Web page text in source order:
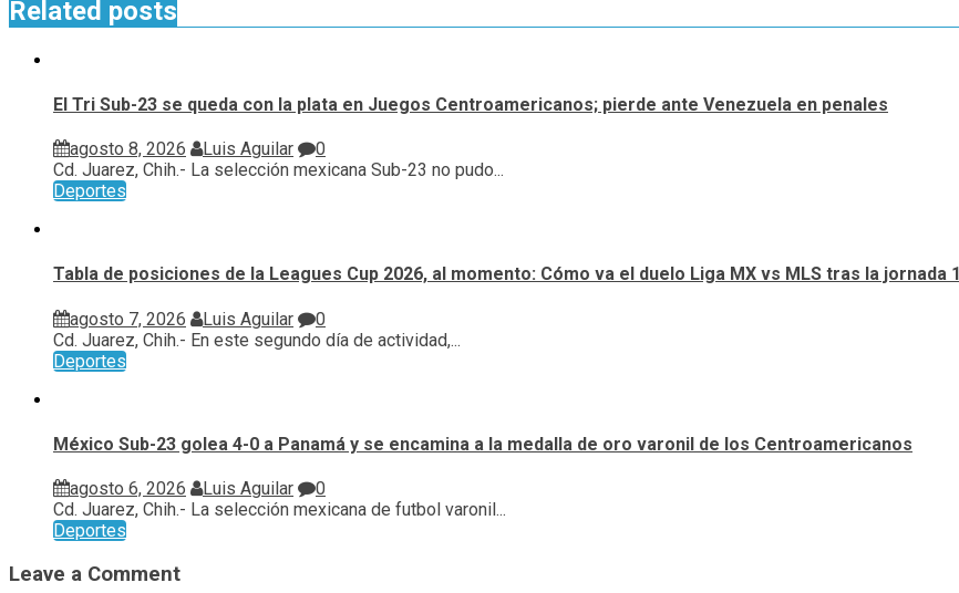
Related posts
El Tri Sub-23 se queda con la plata en Juegos Centroamericanos; pierde ante Venezuela en penales
agosto 8, 2026 Luis Aguilar
0
Cd. Juarez, Chih.- La selección mexicana Sub-23 no pudo...
Deportes
Tabla de posiciones de la Leagues Cup 2026, al momento: Cómo va el duelo Liga MX vs MLS tras la jornada 1
agosto 7, 2026 Luis Aguilar
0
Cd. Juarez, Chih.- En este segundo día de actividad,...
Deportes
México Sub-23 golea 4-0 a Panamá y se encamina a la medalla de oro varonil de los Centroamericanos
agosto 6, 2026 Luis Aguilar
0
Cd. Juarez, Chih.- La selección mexicana de futbol varonil...
Deportes
Leave a Comment